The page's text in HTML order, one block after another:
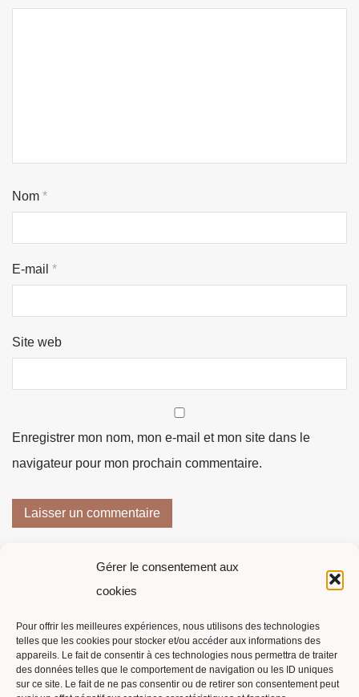
Gérer le consentement aux
cookies
Pour offrir les meilleures expériences, nous utilisons des technologies
telles que les cookies pour stocker et/ou accéder aux informations des
appareils. Le fait de consentir à ces technologies nous permettra de traiter
des données telles que le comportement de navigation ou les ID uniques
sur ce site. Le fait de ne pas consentir ou de retirer son consentement peut
Nom *
E-mail *
Site web
Enregistrer mon nom, mon e-mail et mon site dans le
navigateur pour mon prochain commentaire.
Suivi de commande
Contact